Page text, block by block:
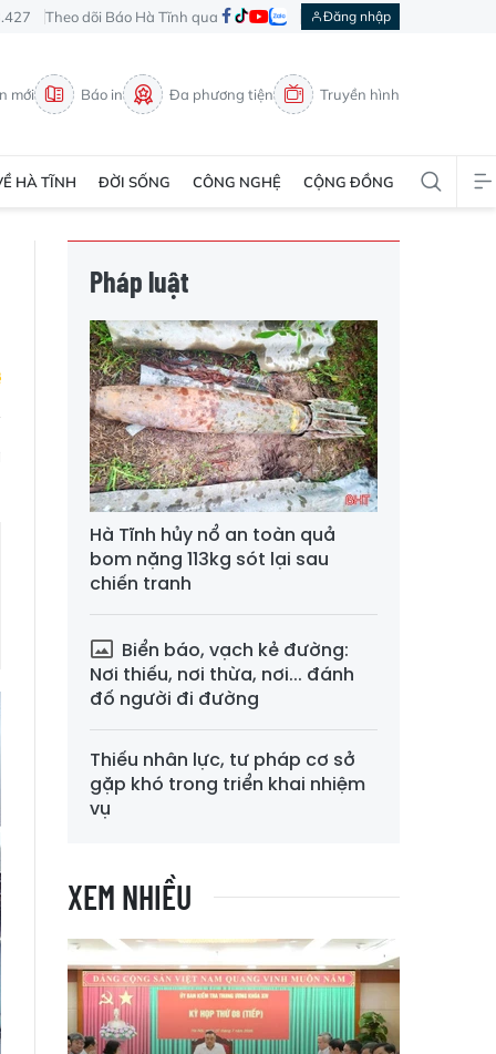
Theo dõi Báo Hà Tĩnh qua Đăng nhập
mới Báo in Đa phương tiện Truyền hình
HÀ TĨNH ĐỜI SỐNG CÔNG NGHỆ CỘNG ĐỒNG
Pháp luật
Hà Tĩnh hủy nổ an toàn quả
bom nặng 113kg sót lại sau
chiến tranh
Biển báo, vạch kẻ đường:
Nơi thiếu, nơi thừa, nơi... đánh
đố người đi đường
Thiếu nhân lực, tư pháp cơ sở
gặp khó trong triển khai nhiệm
vụ
XEM NHIỀU